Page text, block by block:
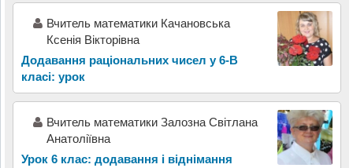
Вчитель математики Качановська
Ксенія Вікторівна
Додавання раціональних чисел у 6-В
класі: урок
Вчитель математики Залозна Світлана
Анатоліївна
Урок 6 клас: додавання і віднімання